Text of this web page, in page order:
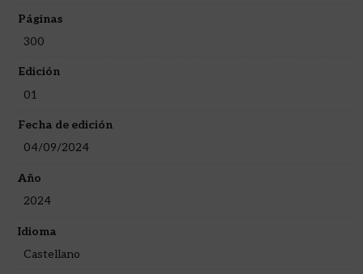
Páginas
300
Edición
01
Fecha de edición
04/09/2024
Año
2024
Idioma
Castellano